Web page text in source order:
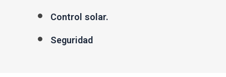
Control solar.
Seguridad